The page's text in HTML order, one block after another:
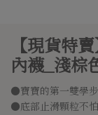
【現貨特
內襪_淺棕
●寶寶的第一雙學步
●底部止滑顆粒不